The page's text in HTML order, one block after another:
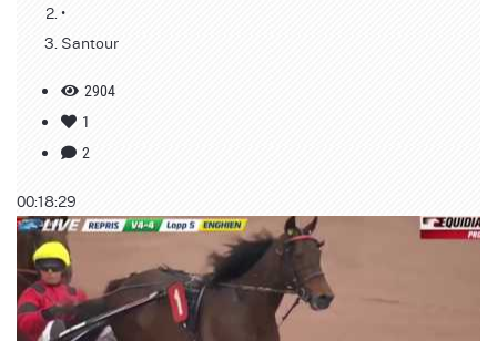
•
Santour
2904
1
2
00:18:29